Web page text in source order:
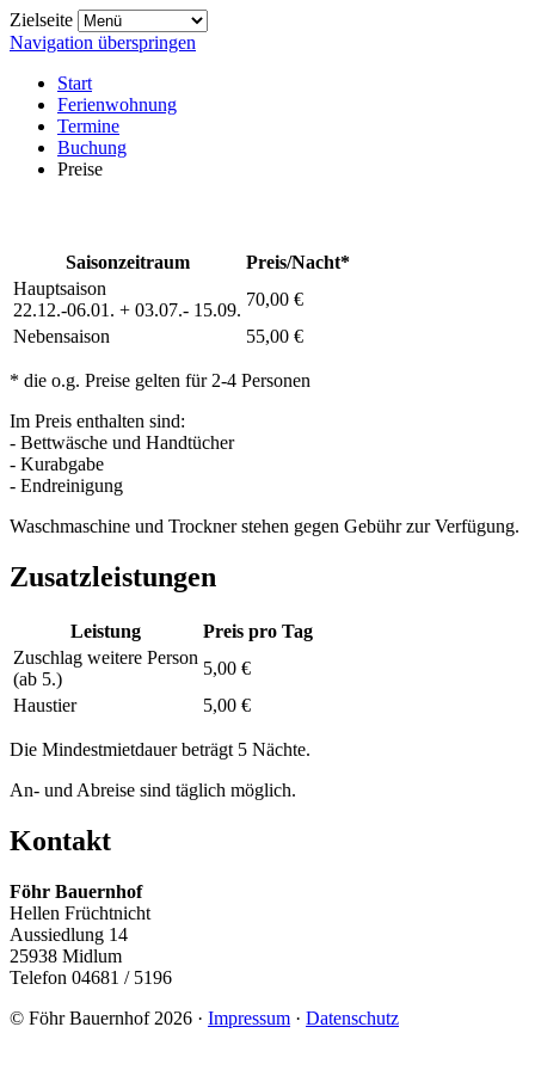
Zielseite
Navigation überspringen
Start
Ferienwohnung
Termine
Buchung
Preise
Saisonzeitraum
Preis/Nacht*
Hauptsaison
22.12.-06.01. + 03.07.- 15.09.
70,00 €
Nebensaison
55,00 €
* die o.g. Preise gelten für 2-4 Personen
Im Preis enthalten sind:
- Bettwäsche und Handtücher
- Kurabgabe
- Endreinigung
Waschmaschine und Trockner stehen gegen Gebühr zur Verfügung.
Zusatzleistungen
Leistung
Preis pro Tag
Zuschlag weitere Person
(ab 5.)
5,00 €
Haustier
5,00 €
Die Mindestmietdauer beträgt 5 Nächte.
An- und Abreise sind täglich möglich.
Kontakt
Föhr Bauernhof
Hellen Früchtnicht
Aussiedlung 14
25938 Midlum
Telefon 04681 / 5196
© Föhr Bauernhof 2026 · Impressum · Datenschutz